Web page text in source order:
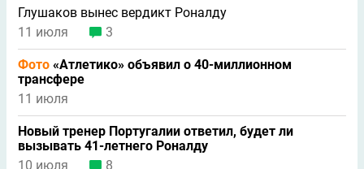
Глушаков вынес вердикт Роналду
11 июля
3
Фото «Атлетико» объявил о 40-миллионном
трансфере
11 июля
Новый тренер Португалии ответил, будет ли
вызывать 41-летнего Роналду
10 июля
8